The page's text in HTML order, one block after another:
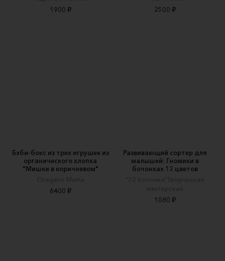
1900 ₽
2500 ₽
Бэби-бокс из трех игрушек из
органического хлопка
"Мишки в коричневом"
Oregano Mama
6400 ₽
Развивающий сортер для
малышей: Гномики в
бочонках 12 цветов
"32 Бочонка"Творческая
мастерская
1080 ₽